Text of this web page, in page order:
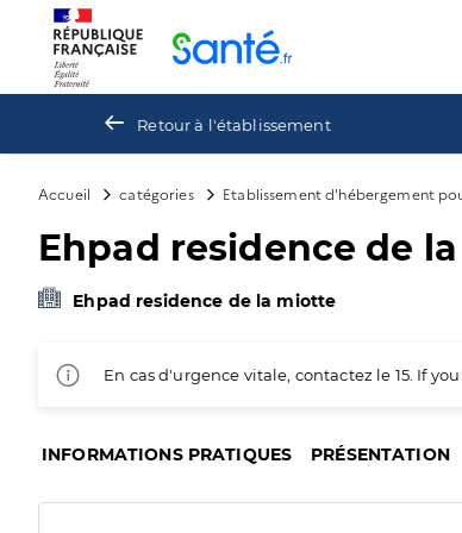
Retour à l'établissement
Accueil catégories Etablissement d'hébergement
Ehpad residence de
Ehpad residence de la miotte
En cas d'urgence vitale, contactez le 15. If
INFORMATIONS PRATIQUES PRÉSENTATION
Panneau de gestion des cookies